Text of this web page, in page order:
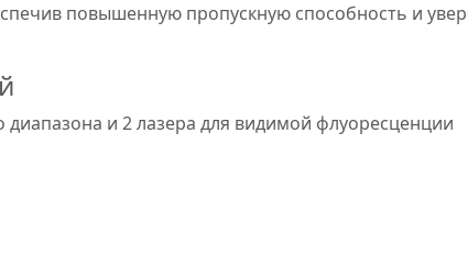
повышенную пропускную способность и
и 2 лазера для видимой флуоресценции